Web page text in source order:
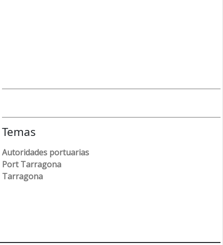
Temas
Autoridades portuarias
Port Tarragona
Tarragona